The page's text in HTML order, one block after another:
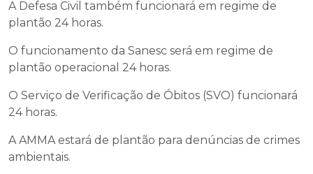
A Defesa Civil também funcionará em regime de
plantão 24 horas.
O funcionamento da Sanesc será em regime de
plantão operacional 24 horas.
O Serviço de Verificação de Óbitos (SVO) funcionará
24 horas.
A AMMA estará de plantão para denúncias de crimes
ambientais.